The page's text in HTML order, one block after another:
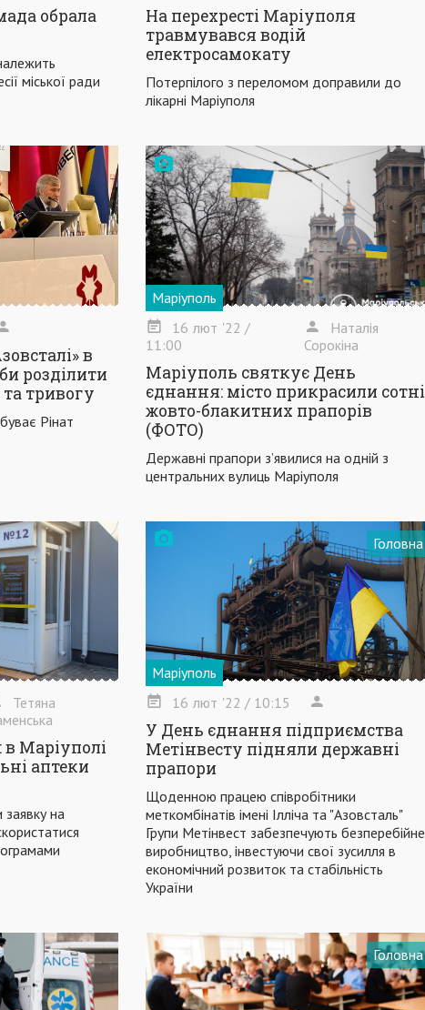
обрала
міської ради
На перехресті Маріуполя
травмувався водій
електросамокату
Потерпілого з переломом доправили до
лікарні Маріуполя
в
розділити
тривогу
Рінат
Маріуполь
16 лют '22 /
11:00
Наталія
Сорокіна
Маріуполь святкує День
єднання: місто прикрасили сотні
жовто-блакитних прапорів
(ФОТО)
Державні прапори з’явилися на одній з
центральних вулиць Маріуполя
Тетяна
Маріуполі
аптеки
на
Головна
Маріуполь
16 лют '22 / 10:15
У День єднання підприємства
Метінвесту підняли державні
прапори
Щоденною працею співробітники
меткомбінатів імені Ілліча та "Азовсталь"
Групи Метінвест забезпечують безперебійне
виробництво, інвестуючи свої зусилля в
економічний розвиток та стабільність
України
Головна